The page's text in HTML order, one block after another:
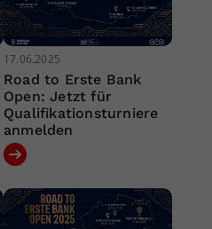
17.06.2025
Road to Erste Bank
Open: Jetzt für
Qualifikationsturniere
anmelden